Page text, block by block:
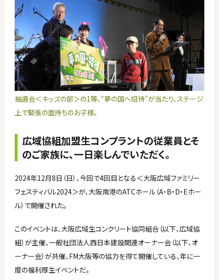
抽選会＜キッズの部＞の1等、“夢の国へ招待”が当たり、ステージ
上で緊張の面持ちのお子様。
広域協組加盟生コンプラントの従業員とそ
のご家族に、一日楽しんでいただく。
2024年12月8日（日）、今回で4回目となる＜大阪広域ファミリー
フェスティバル2024＞が、大阪南港のATCホール（A・B・D・Eホー
ル）で開催された。
このイベントは、大阪広域生コンクリート協同組合（以下、広域協
組）が主催、一般社団法人西日本建設関連オーナー会（以下、オ
ーナー会）が共催、FM大阪等の協力を得て開催している、年に一
度の福利厚生イベントだ。